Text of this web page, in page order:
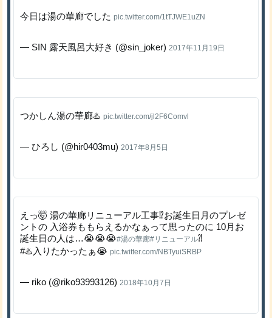
今日は湯の華廊でしたpic.twitter.com/1tTJWE1uZN
— SIN 露天風呂大好き (@sin_joker) 2017年11月19日
つかしん湯の華廊♨️pic.twitter.com/jl2F6Comvl
— ひろし (@hir0403mu) 2017年8月5日
えっ🤯 湯の華廊リニューアル工事⁉️お誕生日月のプレゼ
ントの 入浴券ももらえるかなぁって思ったのに 10月お
誕生日の人は…😭😭😭#湯の華廊#リニューアル⁈
#♨️入りたかったぁ😭pic.twitter.com/NBTyuiSRBP
— riko (@riko93993126) 2018年10月7日